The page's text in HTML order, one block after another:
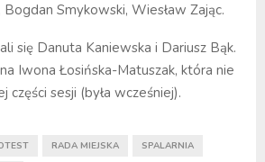
Smykowski, Wiesław Zając.
się Danuta Kaniewska i Dariusz Bąk.
Iwona Łosińska-Matuszak, która nie
części sesji (była wcześniej).
RADA MIEJSKA SPALARNIA